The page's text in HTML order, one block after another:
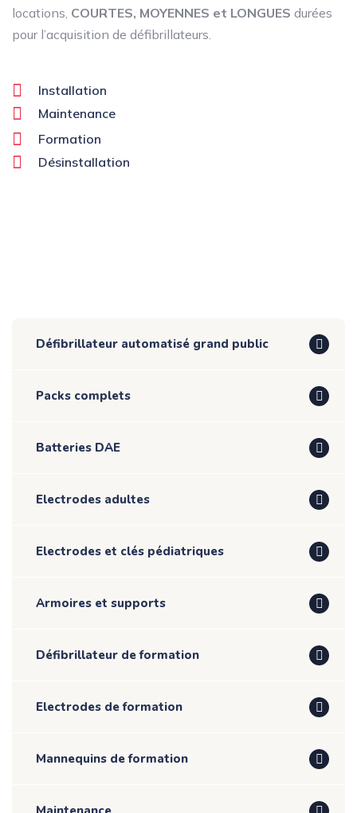
locations, COURTES, MOYENNES et LONGUES durées
pour l’acquisition de défibrillateurs.
Installation
Maintenance
Formation
Désinstallation
Défibrillateur automatisé grand public
Packs complets
Batteries DAE
Electrodes adultes
Electrodes et clés pédiatriques
Armoires et supports
Défibrillateur de formation
Electrodes de formation
Mannequins de formation